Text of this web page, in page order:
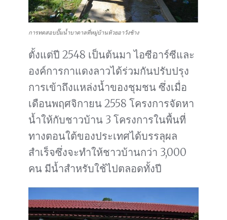
การทดสอบปั๊มน้ำบาดาลที่หมู่บ้านห้วยอาวังช้าง
ตั้งแต่ปี 2548 เป็นต้นมา ไอซีอาร์ซีและ
องค์การกาแดงลาวได้ร่วมกันปรับปรุง
การเข้าถึงแหล่งน้ำของชุมชน ซึ่งเมื่อ
เดือนพฤศจิกายน 2558 โครงการจัดหา
น้ำให้กับชาวบ้าน 3 โครงการในพื้นที่
ทางตอนใต้ของประเทศได้บรรลุผล
สำเร็จซึ่งจะทำให้ชาวบ้านกว่า 3,000
คน มีน้ำสำหรับใช้ไปตลอดทั้งปี